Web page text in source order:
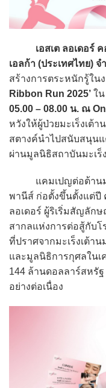
เอสเต ลอเดอร์ คอ
เอลก้า (ประเทศไทย) จ
สร้างการตระหนักรู้ใน
Ribbon Run 2025’ ใน
05.00 – 08.00 น. ณ
หวังให้ผู้ป่วยมะเร็งเต้
สตางค์นำไปสนับสนุน
ผ่านมูลนิธิสถาบันมะเร็
แคมเปญต่อต้านมะเ
พานีส์ ก่อตั้งขึ้นตั้งแต่ปี
ลอเดอร์ ผู้ริเริ่มสัญลั
สากลแห่งการต่อสู้กับ
ที่ปราศจากมะเร็งเต้า
และมูลนิธิการกุศลใน
144 ล้านดอลลาร์สหรั
อย่างต่อเนื่อง